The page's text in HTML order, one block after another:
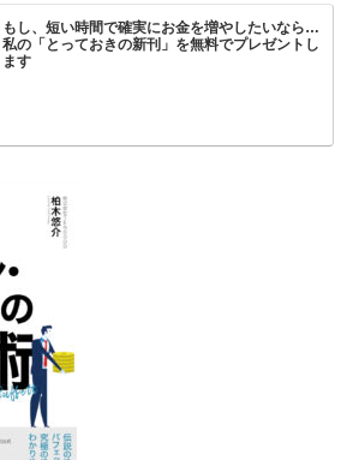
もし、短い時間で確実にお金を増やしたいなら…
私の「とっておきの新刊」を無料でプレゼントし
ます